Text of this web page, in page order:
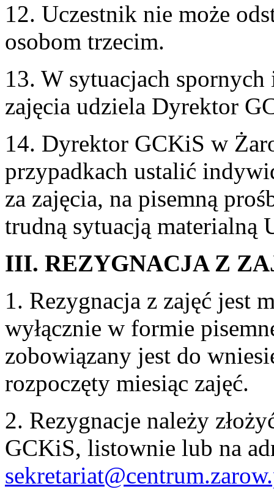
12. Uczestnik nie może
osobom trzecim.
13. W sytuacjach
zajęcia udziela Dyrektor
14. Dyrektor GCKiS w
przypadkach ustalić
za zajęcia, na pisemną
trudną sytuacją materialną
III. REZYGNACJA Z
1. Rezygnacja z zajęć jest
wyłącznie w formie
zobowiązany jest do
rozpoczęty miesiąc zajęć.
2. Rezygnacje należy
GCKiS, listownie lub na